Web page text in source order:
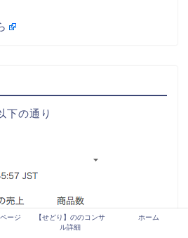
下の通り
ージ
【せどり】ののコンサ
ル詳細
ホーム